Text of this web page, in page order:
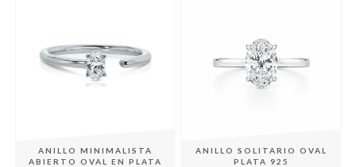
ANILLO MINIMALISTA
ABIERTO OVAL EN PLATA
ANILLO SOLITARIO OVAL
PLATA 925